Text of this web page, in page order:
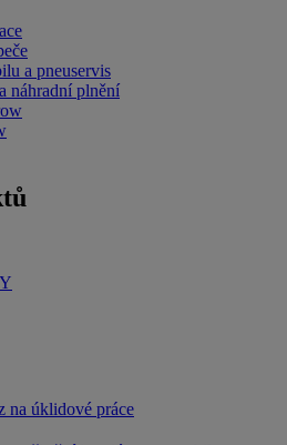
a pneuservis
náhradní plnění
na úklidové práce